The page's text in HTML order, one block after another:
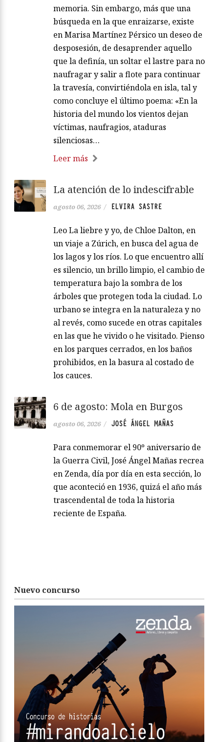
memoria. Sin embargo, más que una
búsqueda en la que enraizarse, existe
en Marisa Martínez Pérsico un deseo de
desposesión, de desaprender aquello
que la definía, un soltar el lastre para no
naufragar y salir a flote para continuar
la travesía, convirtiéndola en isla, tal y
como concluye el último poema: «En la
historia del mundo los vientos dejan
víctimas, naufragios, ataduras
silenciosas…
Leer más
La atención de lo indescifrable
agosto 06, 2026 / ELVIRA SASTRE
Leo La liebre y yo, de Chloe Dalton, en
un viaje a Zúrich, en busca del agua de
los lagos y los ríos. Lo que encuentro allí
es silencio, un brillo limpio, el cambio de
temperatura bajo la sombra de los
árboles que protegen toda la ciudad. Lo
urbano se integra en la naturaleza y no
al revés, como sucede en otras capitales
en las que he vivido o he visitado. Pienso
en los parques cerrados, en los baños
prohibidos, en la basura al costado de
los cauces.
6 de agosto: Mola en Burgos
agosto 06, 2026 / JOSÉ ÁNGEL MAÑAS
Para conmemorar el 90º aniversario de
la Guerra Civil, José Ángel Mañas recrea
en Zenda, día por día en esta sección, lo
que aconteció en 1936, quizá el año más
trascendental de toda la historia
reciente de España.
Nuevo concurso